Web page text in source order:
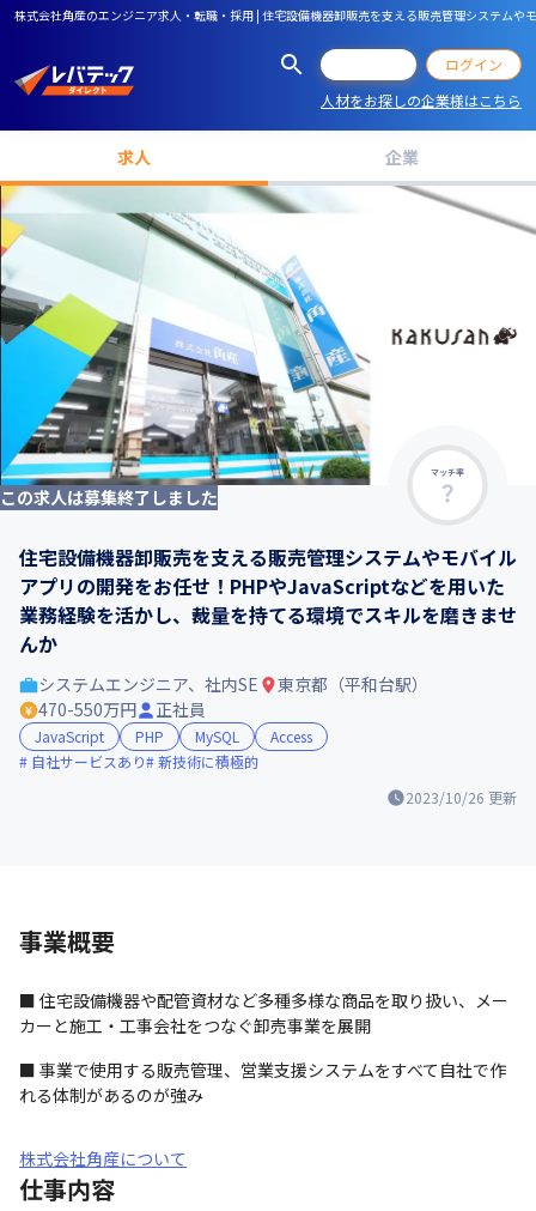
株式会社角産のエンジニア求人・転職・採用 | 住宅設備機器卸販売を支える販売管理システム
ログイン
人材をお探しの企業様はこちら
求人 企業
マッチ率
この求人は募集終了しました
住宅設備機器卸販売を支える販売管理システムやモバイル
アプリの開発をお任せ！PHPやJavaScriptなどを用いた
業務経験を活かし、裁量を持てる環境でスキルを磨きませ
んか
2023/10/26 更新
システムエンジニア、社内SE
東京都（平和台駅）
470-550万円
正社員
JavaScript PHP MySQL
Access
自社サービスあり
新技術に積極的
事業概要
■ 住宅設備機器や配管資材など多種多様な商品を取り扱い、メー
カーと施工・工事会社をつなぐ卸売事業を展開
■ 事業で使用する販売管理、営業支援システムをすべて自社で作
れる体制があるのが強み
株式会社角産について
仕事内容